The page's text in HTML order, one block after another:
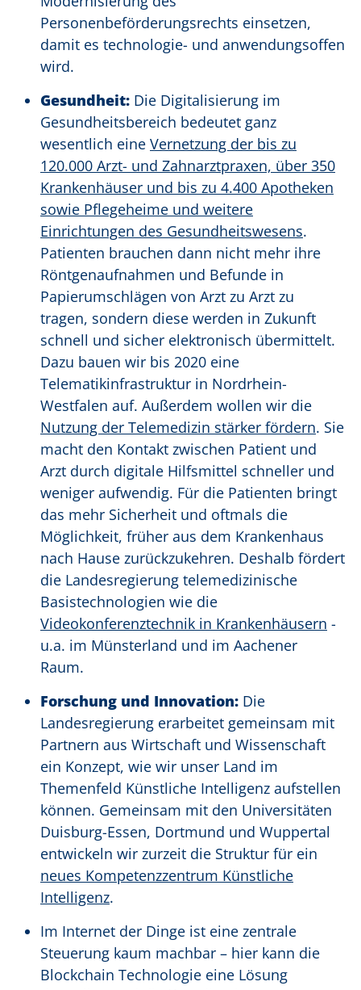
Personenbeförderungsrechts einsetzen,
damit es technologie- und anwendungsoffen
wird.
Gesundheit: Die Digitalisierung im
Gesundheitsbereich bedeutet ganz
wesentlich eine Vernetzung der bis zu
120.000 Arzt- und Zahnarztpraxen, über 350
Krankenhäuser und bis zu 4.400 Apotheken
sowie Pflegeheime und weitere
Einrichtungen des Gesundheitswesens.
Patienten brauchen dann nicht mehr ihre
Röntgenaufnahmen und Befunde in
Papierumschlägen von Arzt zu Arzt zu
tragen, sondern diese werden in Zukunft
schnell und sicher elektronisch übermittelt.
Dazu bauen wir bis 2020 eine
Telematikinfrastruktur in Nordrhein-
Westfalen auf. Außerdem wollen wir die
Nutzung der Telemedizin stärker fördern. Sie
macht den Kontakt zwischen Patient und
Arzt durch digitale Hilfsmittel schneller und
weniger aufwendig. Für die Patienten bringt
das mehr Sicherheit und oftmals die
Möglichkeit, früher aus dem Krankenhaus
nach Hause zurückzukehren. Deshalb fördert
die Landesregierung telemedizinische
Basistechnologien wie die
Videokonferenztechnik in Krankenhäusern -
u.a. im Münsterland und im Aachener
Raum.
Forschung und Innovation: Die
Landesregierung erarbeitet gemeinsam mit
Partnern aus Wirtschaft und Wissenschaft
ein Konzept, wie wir unser Land im
Themenfeld Künstliche Intelligenz aufstellen
können. Gemeinsam mit den Universitäten
Duisburg-Essen, Dortmund und Wuppertal
entwickeln wir zurzeit die Struktur für ein
neues Kompetenzzentrum Künstliche
Intelligenz.
Im Internet der Dinge ist eine zentrale
Steuerung kaum machbar – hier kann die
Blockchain Technologie eine Lösung